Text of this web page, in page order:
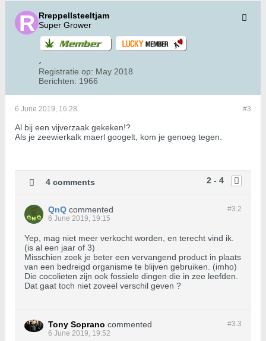
Rreppellsteeltjam
Super Grower
Registratie op: May 2018
Berichten: 1966
#3
6 June 2019, 16:28
Al bij een vijverzaak gekeken!?
Als je zeewierkalk maerl googelt, kom je genoeg tegen.
2 - 4
4 comments
#3.2
QnQ commented
6 June 2019, 19:15
Yep, mag niet meer verkocht worden, en terecht vind ik.
(is al een jaar of 3)
Misschien zoek je beter een vervangend product in plaats
van een bedreigd organisme te blijven gebruiken. (imho)
Die cocolieten zijn ook fossiele dingen die in zee leefden.
Dat gaat toch niet zoveel verschil geven ?
#3.3
Tony Soprano commented
6 June 2019, 19:52